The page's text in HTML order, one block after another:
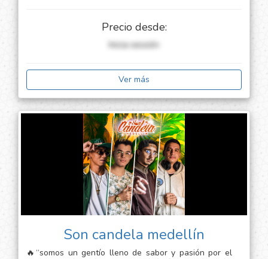
Precio desde:
Inicia sessión
Ver más
Son candela medellín
🔥“somos un gentío lleno de sabor y pasión por el